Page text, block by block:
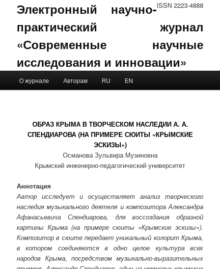
ISSN 2223-4888
Электронный научно-
практический журнал
«Современные научные
исследования и инновации»
Skip to primary content
Skip to secondary content
О журнале Авторам RU EN
ОБРАЗ КРЫМА В ТВОРЧЕСКОМ НАСЛЕДИИ А. А.
СПЕНДИАРОВА (НА ПРИМЕРЕ СЮИТЫ «КРЫМСКИЕ
ЭСКИЗЫ»)
Османова Зульвира Музиновна
Крымский инженерно-педагогический университет
Аннотация
Автор исследует и осуществляет анализ творческого
наследия музыкального деятеля и композитора Александра
Афанасьевича Спендиарова, для воссоздания образной
картины Крыма (на примере сюиты «Крымские эскизы»).
Композитор в сюите передает уникальный колорит Крыма,
в котором соединяются в одно целое культура всех
народов Крыма, посредством музыкально-выразительных